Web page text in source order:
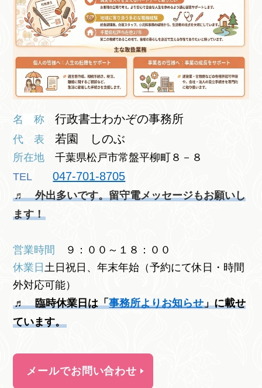
名 称 行政書士わかぞの事務所
代 表 若園 しのぶ
所在地
千葉県松戸市常盤平柳町８－８
TEL
047-701-8705
♬ 外出多いです。留守電メッセージもお願いし
ます！
営業時間
９：００～１８：００
休業日 土日祝日、年末年始 （予約にて休日・時間
外対応可能）
♬ 臨時休業日は「事務所よりお知らせ」に載せ
ています。
メールでお問い合わせ